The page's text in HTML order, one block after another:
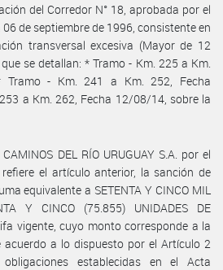
del Corredor N° 18, aprobada por el
de septiembre de 1996, consistente en
transversal excesiva (Mayor de 12
se detallan: * Tramo - Km. 225 a Km.
Tramo - Km. 241 a Km. 252, Fecha
a Km. 262, Fecha 12/08/14, sobre la
DEL RÍO URUGUAY S.A. por el
el artículo anterior, la sanción de
equivalente a SETENTA Y CINCO MIL
Y CINCO (75.855) UNIDADES DE
vigente, cuyo monto corresponde a la
acuerdo a lo dispuesto por el Artículo 2
establecidas en el Acta